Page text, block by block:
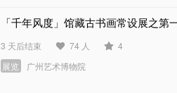
「千年风度」馆藏古书画常设展之第
3 天后结束 74 人
4
展览
广州艺术博物院